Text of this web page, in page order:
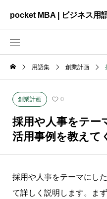
pocket MBA | ビジネス用
ビジネス全般
資料作成
創業計画
コンサルティング
用語集 創業計画
創業計画 0
採用や人事をテー
活用事例を教えて
採用や人事をテーマにし
て詳しく説明します。ま